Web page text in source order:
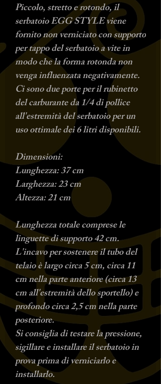
Piccolo, stretto e rotondo, il
serbatoio EGG STYLE viene
fornito non verniciato con supporto
per tappo del serbatoio a vite in
modo che la forma rotonda non
venga influenzata negativamente.
Ci sono due porte per il rubinetto
del carburante da 1/4 di pollice
all'estremità del serbatoio per un
uso ottimale dei 6 litri disponibili.
Dimensioni:
Lunghezza: 37 cm
Larghezza: 23 cm
Altezza: 21 cm
Lunghezza totale comprese le
linguette di supporto 42 cm.
L'incavo per sostenere il tubo del
telaio è largo circa 5 cm, circa 11
cm nella parte anteriore (circa 13
cm all'estremità dello sportello) e
profondo circa 2,5 cm nella parte
posteriore.
Si consiglia di testare la pressione,
sigillare e installare il serbatoio in
prova prima di verniciarlo e
installarlo.